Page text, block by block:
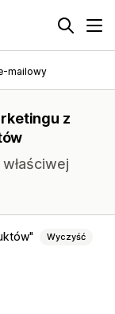
mailowy
z
Wyczyść